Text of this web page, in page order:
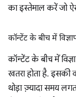
का इस्तेमाल करें जो
कॉन्टेंट के बीच में
कॉन्टेंट के बीच में
खतरा होता है. इसकी
थोड़ा ज़्यादा समय